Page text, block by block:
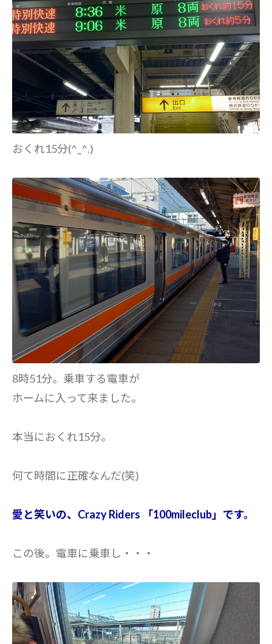
おくれ15分(^_^.)
8時51分。乗車する電車が
ホームに入って来ました。
本当におくれ15分。
何て時間に正確なんだ(笑)
愛と笑いの、Crazy Riders 「100mileclub」です。
この後。電車に乗車し・・・